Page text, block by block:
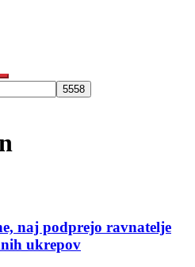
naj podprejo ravnatelje
ukrepov